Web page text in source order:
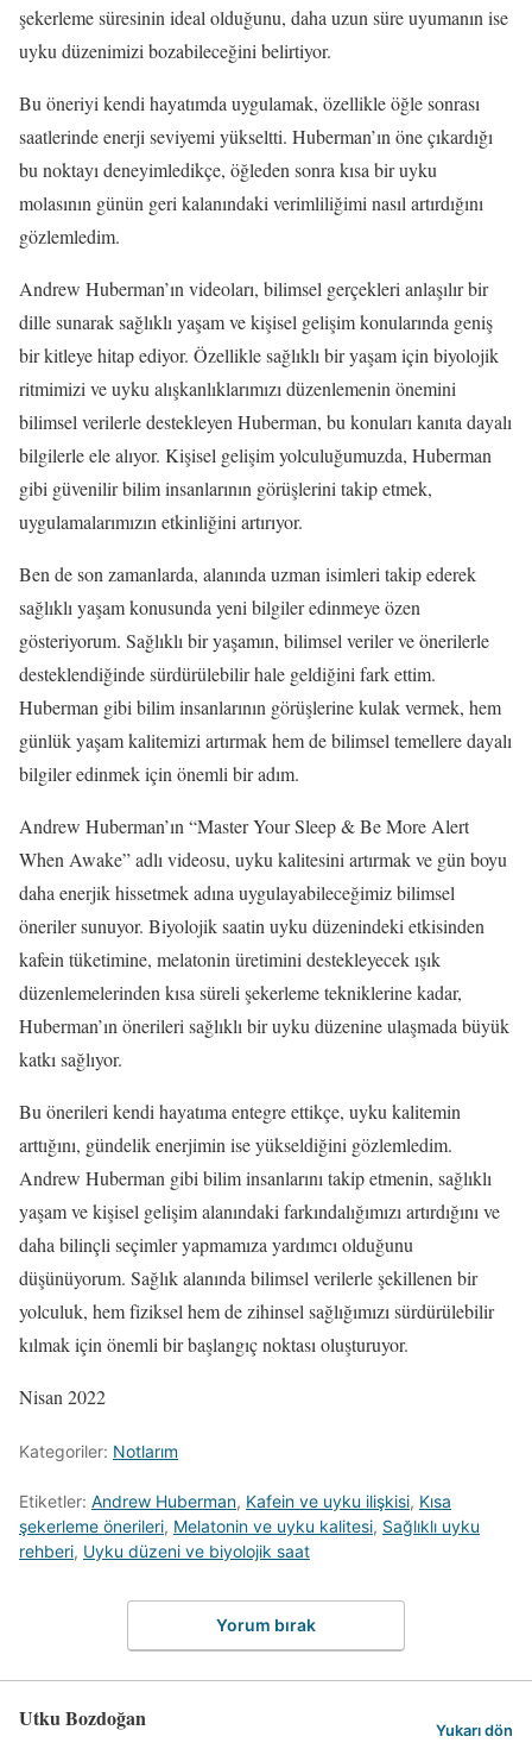
şekerleme süresinin ideal olduğunu, daha uzun süre uyumanın ise
uyku düzenimizi bozabileceğini belirtiyor.
Bu öneriyi kendi hayatımda uygulamak, özellikle öğle sonrası
saatlerinde enerji seviyemi yükseltti. Huberman’ın öne çıkardığı
bu noktayı deneyimledikçe, öğleden sonra kısa bir uyku
molasının günün geri kalanındaki verimliliğimi nasıl artırdığını
gözlemledim.
Andrew Huberman’ın videoları, bilimsel gerçekleri anlaşılır bir
dille sunarak sağlıklı yaşam ve kişisel gelişim konularında geniş
bir kitleye hitap ediyor. Özellikle sağlıklı bir yaşam için biyolojik
ritmimizi ve uyku alışkanlıklarımızı düzenlemenin önemini
bilimsel verilerle destekleyen Huberman, bu konuları kanıta dayalı
bilgilerle ele alıyor. Kişisel gelişim yolculuğumuzda, Huberman
gibi güvenilir bilim insanlarının görüşlerini takip etmek,
uygulamalarımızın etkinliğini artırıyor.
Ben de son zamanlarda, alanında uzman isimleri takip ederek
sağlıklı yaşam konusunda yeni bilgiler edinmeye özen
gösteriyorum. Sağlıklı bir yaşamın, bilimsel veriler ve önerilerle
desteklendiğinde sürdürülebilir hale geldiğini fark ettim.
Huberman gibi bilim insanlarının görüşlerine kulak vermek, hem
günlük yaşam kalitemizi artırmak hem de bilimsel temellere dayalı
bilgiler edinmek için önemli bir adım.
Andrew Huberman’ın “Master Your Sleep & Be More Alert
When Awake” adlı videosu, uyku kalitesini artırmak ve gün boyu
daha enerjik hissetmek adına uygulayabileceğimiz bilimsel
öneriler sunuyor. Biyolojik saatin uyku düzenindeki etkisinden
kafein tüketimine, melatonin üretimini destekleyecek ışık
düzenlemelerinden kısa süreli şekerleme tekniklerine kadar,
Huberman’ın önerileri sağlıklı bir uyku düzenine ulaşmada büyük
katkı sağlıyor.
Bu önerileri kendi hayatıma entegre ettikçe, uyku kalitemin
arttığını, gündelik enerjimin ise yükseldiğini gözlemledim.
Andrew Huberman gibi bilim insanlarını takip etmenin, sağlıklı
yaşam ve kişisel gelişim alanındaki farkındalığımızı artırdığını ve
daha bilinçli seçimler yapmamıza yardımcı olduğunu
düşünüyorum. Sağlık alanında bilimsel verilerle şekillenen bir
yolculuk, hem fiziksel hem de zihinsel sağlığımızı sürdürülebilir
kılmak için önemli bir başlangıç noktası oluşturuyor.
Nisan 2022
Kategoriler: Notlarım
Etiketler: Andrew Huberman, Kafein ve uyku ilişkisi, Kısa
şekerleme önerileri, Melatonin ve uyku kalitesi, Sağlıklı uyku
rehberi, Uyku düzeni ve biyolojik saat
Yorum bırak
Utku Bozdoğan Yukarı dön